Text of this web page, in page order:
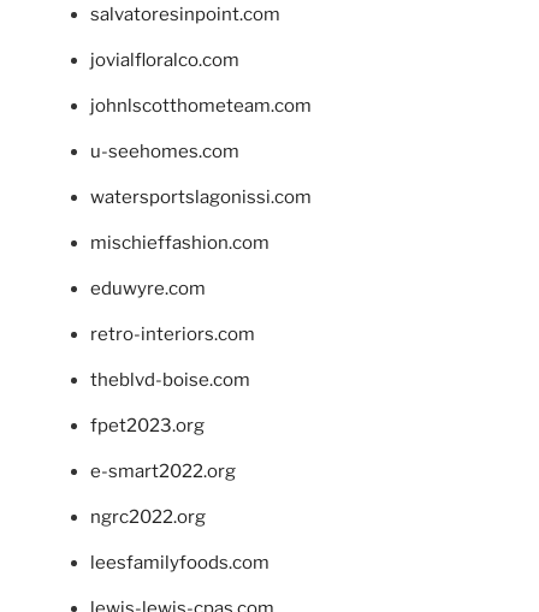
salvatoresinpoint.com
jovialfloralco.com
johnlscotthometeam.com
u-seehomes.com
watersportslagonissi.com
mischieffashion.com
eduwyre.com
retro-interiors.com
theblvd-boise.com
fpet2023.org
e-smart2022.org
ngrc2022.org
leesfamilyfoods.com